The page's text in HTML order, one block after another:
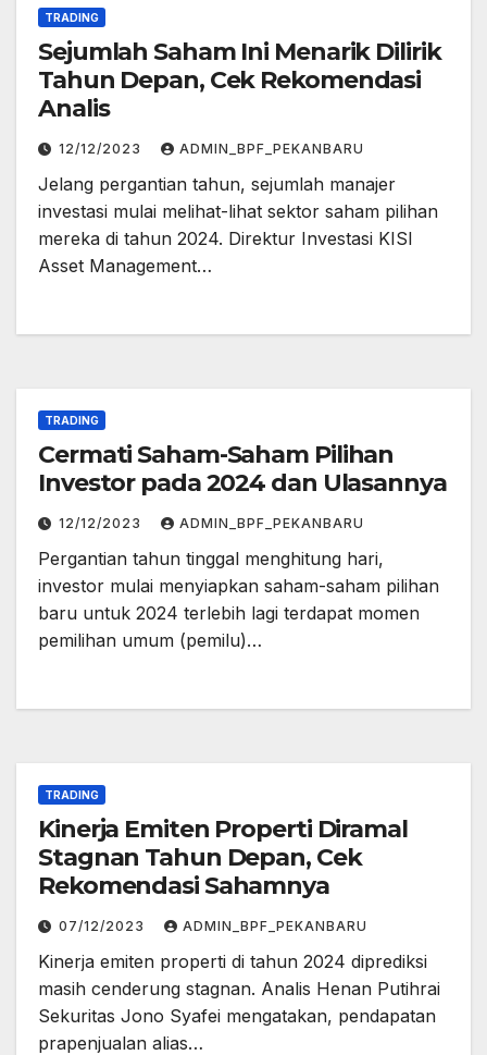
TRADING
Sejumlah Saham Ini Menarik Dilirik
Tahun Depan, Cek Rekomendasi
Analis
12/12/2023 ADMIN_BPF_PEKANBARU
Jelang pergantian tahun, sejumlah manajer
investasi mulai melihat-lihat sektor saham pilihan
mereka di tahun 2024. Direktur Investasi KISI
Asset Management…
TRADING
Cermati Saham-Saham Pilihan
Investor pada 2024 dan Ulasannya
12/12/2023 ADMIN_BPF_PEKANBARU
Pergantian tahun tinggal menghitung hari,
investor mulai menyiapkan saham-saham pilihan
baru untuk 2024 terlebih lagi terdapat momen
pemilihan umum (pemilu)…
TRADING
Kinerja Emiten Properti Diramal
Stagnan Tahun Depan, Cek
Rekomendasi Sahamnya
07/12/2023 ADMIN_BPF_PEKANBARU
Kinerja emiten properti di tahun 2024 diprediksi
masih cenderung stagnan. Analis Henan Putihrai
Sekuritas Jono Syafei mengatakan, pendapatan
prapenjualan alias…